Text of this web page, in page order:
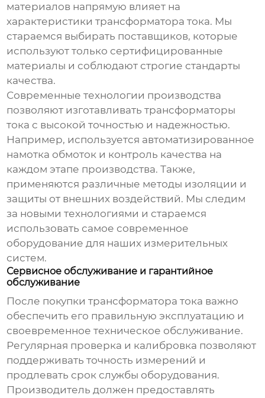
материалов напрямую влияет на
характеристики трансформатора тока. Мы
стараемся выбирать поставщиков, которые
используют только сертифицированные
материалы и соблюдают строгие стандарты
качества.
Современные технологии производства
позволяют изготавливать трансформаторы
тока с высокой точностью и надежностью.
Например, используется автоматизированное
намотка обмоток и контроль качества на
каждом этапе производства. Также,
применяются различные методы изоляции и
защиты от внешних воздействий. Мы следим
за новыми технологиями и стараемся
использовать самое современное
оборудование для наших измерительных
систем.
Сервисное обслуживание и гарантийное
обслуживание
После покупки трансформатора тока важно
обеспечить его правильную эксплуатацию и
своевременное техническое обслуживание.
Регулярная проверка и калибровка позволяют
поддерживать точность измерений и
продлевать срок службы оборудования.
Производитель должен предоставлять